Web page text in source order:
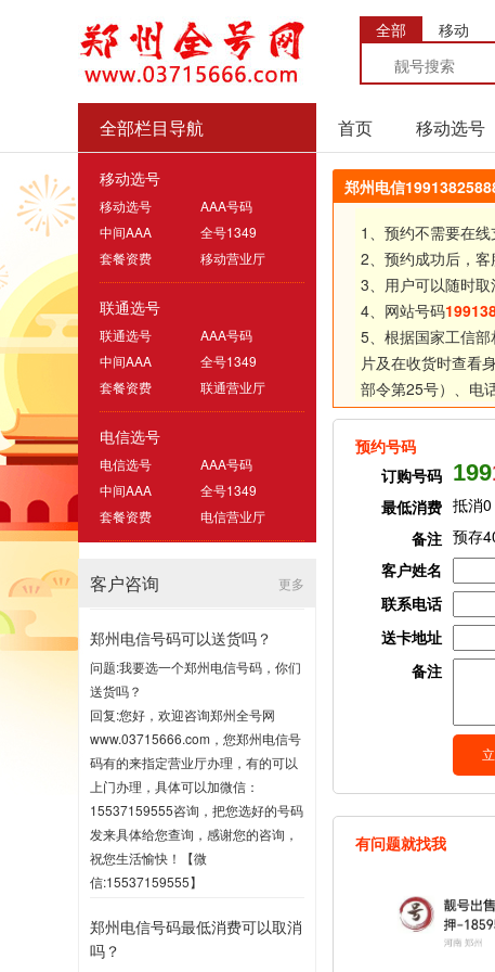
全部 移动
全部栏目导航 首页 移动选号
移动选号
移动选号
AAA号码
中间AAA
全号1349
套餐资费
移动营业厅
联通选号
联通选号
AAA号码
中间AAA
全号1349
套餐资费
联通营业厅
电信选号
电信选号
AAA号码
中间AAA
全号1349
套餐资费
电信营业厅
更多
客户咨询
郑州电信号码可以送货吗？
问题:我要选一个郑州电信号码，你们
送货吗？
回复:您好，欢迎咨询郑州全号网
www.03715666.com，您郑州电信号
码有的来指定营业厅办理，有的可以
上门办理，具体可以加微信：
15537159555咨询，把您选好的号码
发来具体给您查询，感谢您的咨询，
祝您生活愉快！【微
信:15537159555】
郑州电信号码最低消费可以取消
吗？
郑州电信
1、预约不需要在线
2、预约成功后，客
3、用户可以随时取
4、网站号码
5、根据国家工信
片及在收货时查看
部令第25号）、 电
预约号码
订购号码 199
最低消费 抵消0
备注 预存
客户姓名
联系电话
送卡地址
备注
有问题就找我